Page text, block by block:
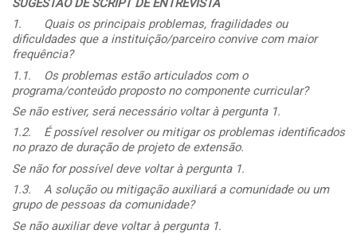
SUGESTÃO DE SCRIPT DE ENTREVISTA
1. Quais os principais problemas, fragilidades ou
dificuldades que a instituição/parceiro convive com maior
frequência?
1.1.
Os problemas estão articulados com o
programa/conteúdo proposto no componente curricular?
Se não estiver, será necessário voltar à pergunta 1.
1.2. É possível resolver ou mitigar os problemas identificados
no prazo de duração de projeto de extensão.
Se não for possível deve voltar à pergunta 1.
1.3. A solução ou mitigação auxiliará a comunidade ou um
grupo de pessoas da comunidade?
Se não auxiliar deve voltar à pergunta 1.